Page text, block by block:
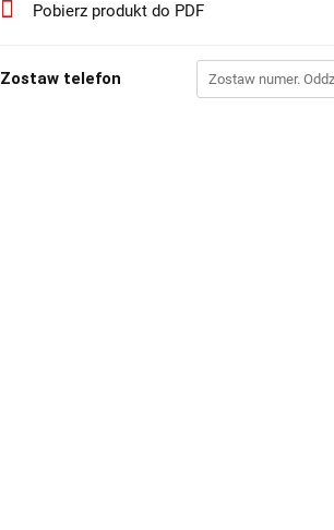
Pobierz produkt do PDF
Zostaw telefon